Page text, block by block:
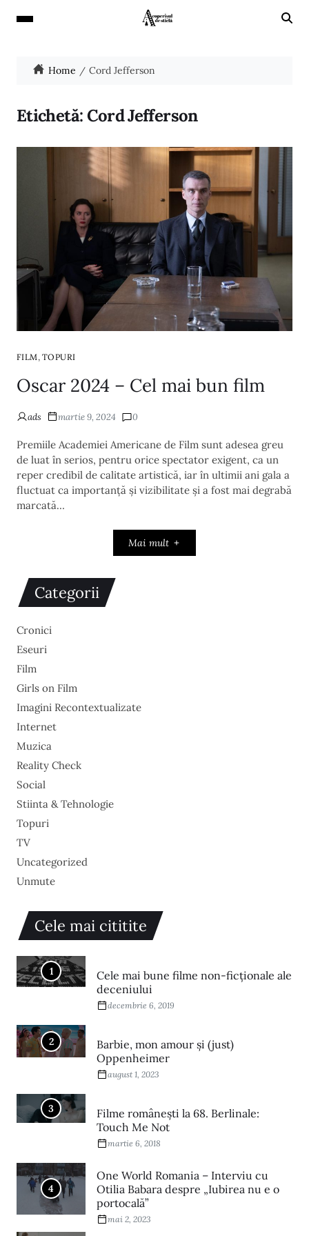
Home Cord Jefferson
Etichetă:Cord Jefferson
FILM , TOPURI
Oscar 2024 – Cel mai bun film
ads martie 9, 2024 0
Premiile Academiei Americane de Film sunt adesea greu
de luat în serios, pentru orice spectator exigent, ca un
reper credibil de calitate artistică, iar în ultimii ani gala a
fluctuat ca importanță și vizibilitate și a fost mai degrabă
marcată…
Mai mult
Categorii
Cronici
Eseuri
Film
Girls on Film
Imagini Recontextualizate
Internet
Muzica
Reality Check
Social
Stiinta & Tehnologie
Topuri
TV
Uncategorized
Unmute
Cele mai cititite
1
Cele mai bune filme non-ficționale ale
deceniului
decembrie 6, 2019
2
Barbie, mon amour și (just)
Oppenheimer
august 1, 2023
3
Filme româneşti la 68. Berlinale:
Touch Me Not
martie 6, 2018
4
One World Romania – Interviu cu
Otilia Babara despre „Iubirea nu e o
portocală”
mai 2, 2023